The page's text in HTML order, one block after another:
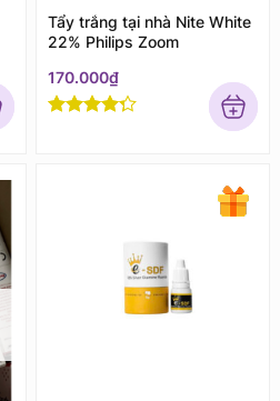
Tẩy trắng tại nhà Nite White
22% Philips Zoom
170.000₫